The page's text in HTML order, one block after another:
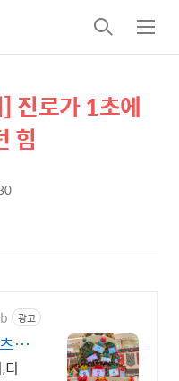
검
색
메
뉴
진로가 1초에
힘
광고
디